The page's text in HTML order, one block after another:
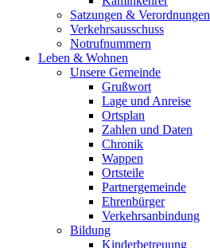
Satzungen & Verordnungen
Verkehrsausschuss
Notrufnummern
Leben & Wohnen
Unsere Gemeinde
Grußwort
Lage und Anreise
Ortsplan
Zahlen und Daten
Chronik
Wappen
Ortsteile
Partnergemeinde
Ehrenbürger
Verkehrsanbindung
Bildung
Kinderbetreuung